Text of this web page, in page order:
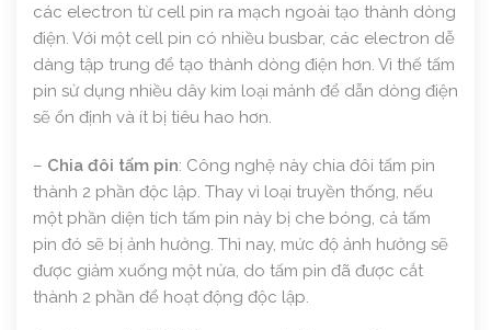
các electron từ cell pin ra mạch ngoài tạo thành dòng
điện. Với một cell pin có nhiều busbar, các electron dễ
dàng tập trung để tạo thành dòng điện hơn. Vì thế tấm
pin sử dụng nhiều dây kim loại mảnh để dẫn dòng điện
sẽ ổn định và ít bị tiêu hao hơn.
– Chia đôi tấm pin: Công nghệ này chia đôi tấm pin
thành 2 phần độc lập. Thay vì loại truyền thống, nếu
một phần diện tích tấm pin này bị che bóng, cả tấm
pin đó sẽ bị ảnh hưởng. Thì nay, mức độ ảnh hưởng sẽ
được giảm xuống một nửa, do tấm pin đã được cắt
thành 2 phần để hoạt động độc lập.